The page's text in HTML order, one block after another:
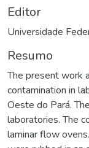
Editor
Universidade
Resumo
The present work
contamination in
Oeste do Pará.
laboratories. The
laminar flow